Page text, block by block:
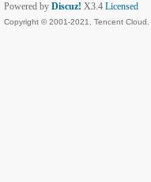
Powered by Discuz! X3.4 Licensed
Copyright © 2001-2021, Tencent Cloud.